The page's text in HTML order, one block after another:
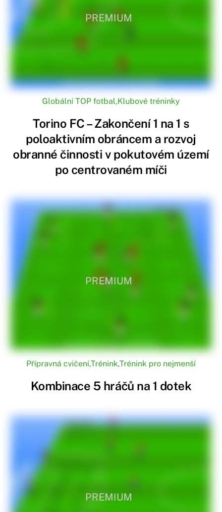
PREMIUM
Globální TOP fotbal,Klubové tréninky
Torino FC – Zakončení 1 na 1 s
poloaktivním obráncem a rozvoj
obranné činnosti v pokutovém území
po centrovaném míči
PREMIUM
Přípravná cvičení,Trénink,Trénink pro nejmenší
Kombinace 5 hráčů na 1 dotek
PREMIUM